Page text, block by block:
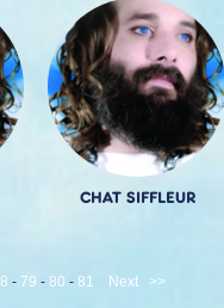
CHAT SIFFLEUR
- 79 - 80 - 81 Next >>